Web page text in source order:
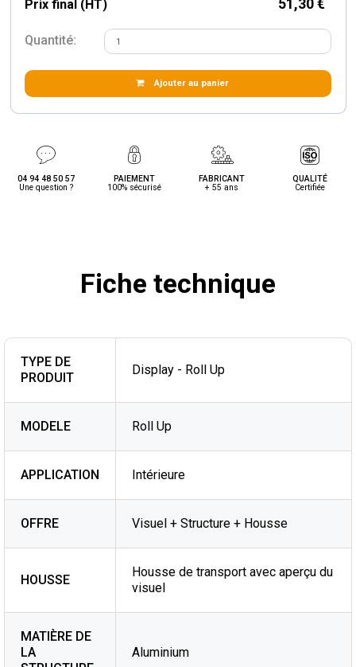
Prix final (HT)
Quantité:
Ajouter au panier
04 94 48 50 57
Une question ?
PAIEMENT
100% sécurisé
FABRICANT
+ 55 ans
QUALITÉ
Certifiée
Fiche technique
TYPE DE
PRODUIT
Display - Roll Up
MODELE Roll Up
APPLICATION Intérieure
OFFRE Visuel + Structure + Housse
HOUSSE
Housse de transport avec aperçu du
visuel
MATIÈRE DE
LA
Aluminium